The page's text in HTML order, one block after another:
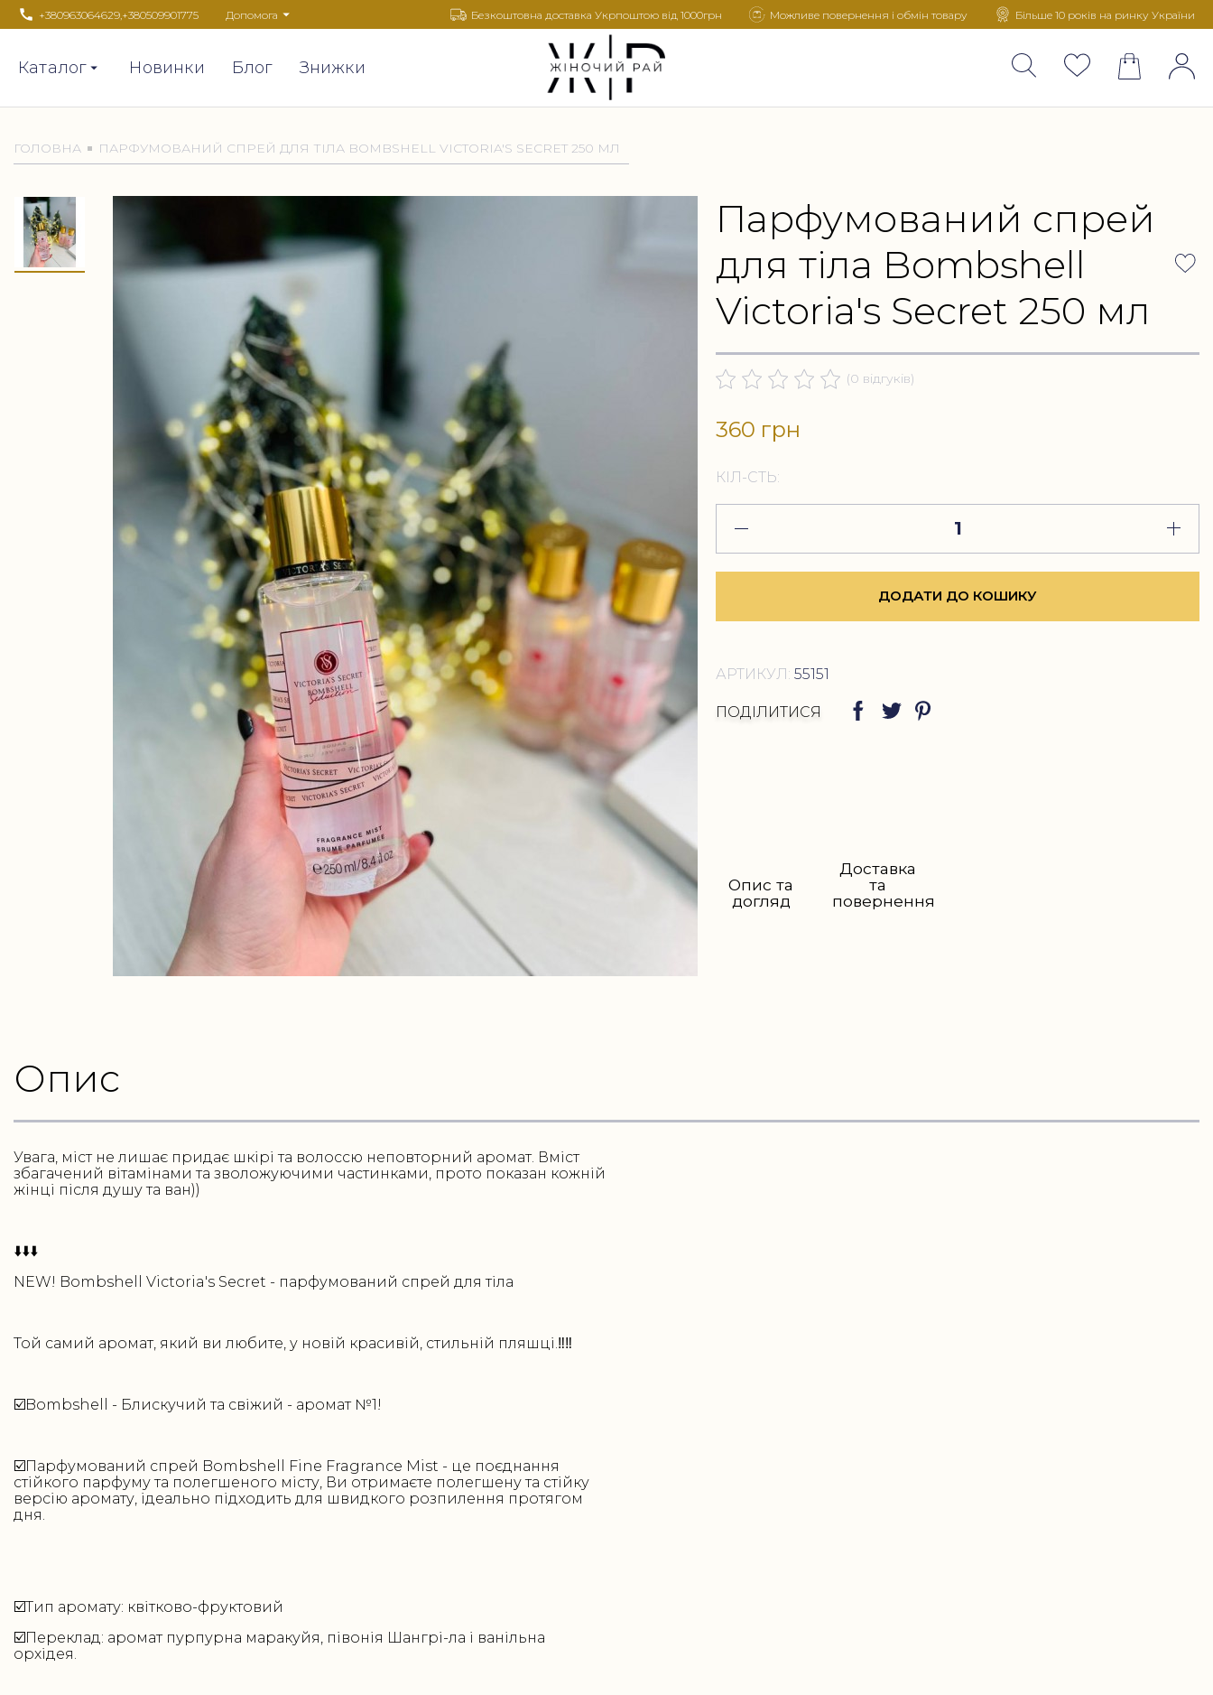
+380963064629 +380509901775 Допомога Безкоштовна доставка Укрпоштою від 1000грн Можливе повернення і обмін товару Більше 10 років на ринку України
Каталог Новинки Блог Знижки
ГОЛОВНА ПАРФУМОВАНИЙ СПРЕЙ ДЛЯ ТІЛА BOMBSHELL VICTORIA'S SECRET 250 МЛ
Парфумований спрей
для тіла Bombshell
Victoria's Secret 250 мл
(0 відгуків)
360 грн
КІЛ-СТЬ:
ДОДАТИ ДО КОШИКУ
АРТИКУЛ:55151
ПОДІЛИТИСЯ
Опис та
догляд
Доставка
та
повернення
Опис
Увага, міст не лишає придає шкірі та волоссю неповторний аромат. Вміст
збагачений вітамінами та зволожуючими частинками, прото показан кожній
жінці після душу та ван))
⬇️⬇️⬇️
NEW! Bombshell Victoria's Secret - парфумований спрей для тіла
Той самий аромат, який ви любите, у новій красивій, стильній пляшці.‼️‼️
☑️Bombshell - Блискучий та свіжий - аромат №1!
☑️Парфумований спрей Bombshell Fine Fragrance Mist - це поєднання
стійкого парфуму та полегшеного місту, Ви отримаєте полегшену та стійку
версію аромату, ідеально підходить для швидкого розпилення протягом
дня.
☑️Тип аромату: квітково-фруктовий
☑️Переклад: аромат пурпурна маракуйя, півонія Шангрі-ла і ванільна
орхідея.